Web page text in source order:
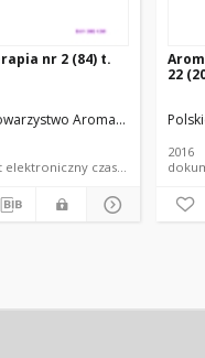
nr 2 (84) t.
Aromaterapeutyczne
dokument elektroniczny czasopismo
22
2016